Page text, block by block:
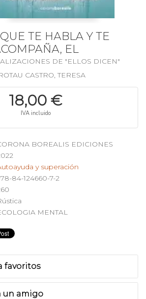
TE HABLA Y TE
EL
DE "ELLOS DICEN"
CASTRO, TERESA
18,00 €
IVA incluido
BOREALIS EDICIONES
y superación
84-124660-7-2
MENTAL
favoritos
un amigo